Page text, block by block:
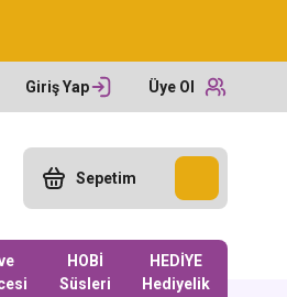
Giriş Yap Üye Ol
Sepetim
HOBİ
Süsleri
HEDİYE
Hediyelik